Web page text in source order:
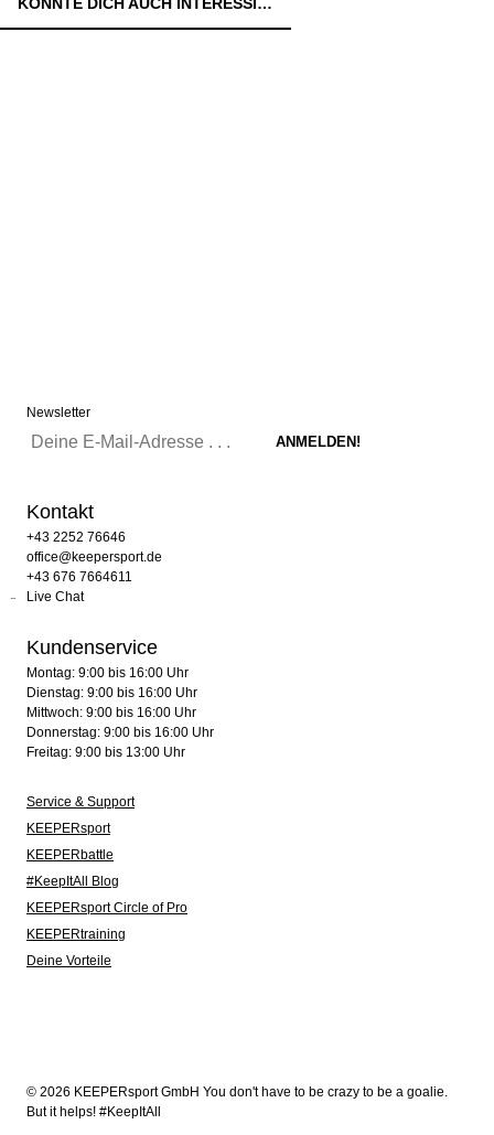
Newsletter
Kontakt
+43 2252 76646
office@keepersport.de
+43 676 7664611
Live Chat
Kundenservice
Montag: 9:00 bis 16:00 Uhr
Dienstag: 9:00 bis 16:00 Uhr
Mittwoch: 9:00 bis 16:00 Uhr
Donnerstag: 9:00 bis 16:00 Uhr
Freitag: 9:00 bis 13:00 Uhr
Service & Support
KEEPERsport
KEEPERbattle
#KeepItAll Blog
KEEPERsport Circle of Pro
KEEPERtraining
Deine Vorteile
© 2026 KEEPERsport GmbH You don't have to be crazy to be a goalie.
But it helps! #KeepItAll